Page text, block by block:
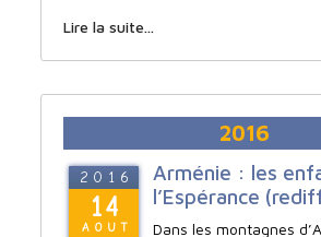
Lire la suite...
2016
2016
14
AOUT
Arménie : les
l’Espérance
Dans les montagnes